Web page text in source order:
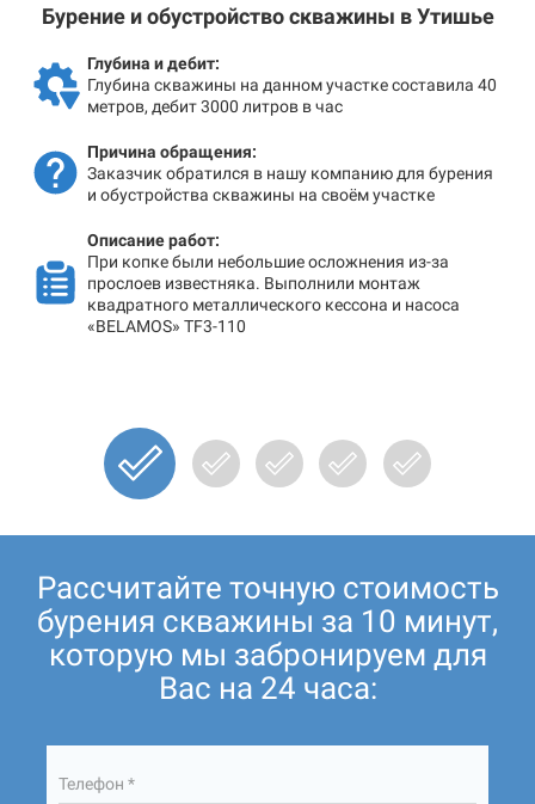
Бурение и обустройство скважины в Утишье
Глубина и дебит:
Глубина скважины на данном участке составила 40
метров, дебит 3000 литров в час
Причина обращения:
Заказчик обратился в нашу компанию для бурения
и обустройства скважины на своём участке
Описание работ:
При копке были небольшие осложнения из-за
прослоев известняка. Выполнили монтаж
квадратного металлического кессона и насоса
«BELAMOS» TF3-110
Рассчитайте точную стоимость
бурения скважины за 10 минут,
которую мы забронируем для
Вас на 24 часа:
Телефон *